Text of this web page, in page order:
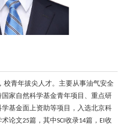
校青年拔尖人才。主要从事油气安全
家自然科学基金青年项目、重点研
基金面上资助等项目，入选北京科
术论文25篇，其中SCI 收录14篇， EI 收